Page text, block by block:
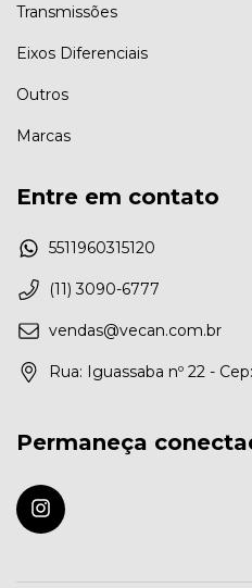
Transmissões
Eixos Diferenciais
Outros
Marcas
Entre em contato
5511960315120
(11) 3090-6777
vendas@vecan.com.br
Rua: Iguassaba nº 22 -
Permaneça